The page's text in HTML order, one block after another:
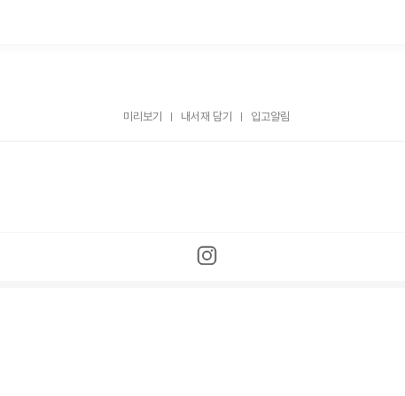
미리보기 내서재 담기 입고알림